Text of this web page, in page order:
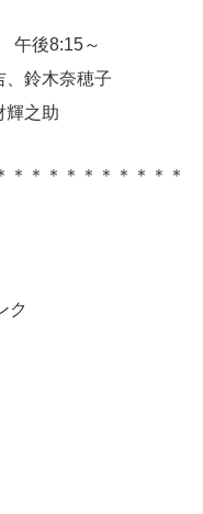
午後8:15～
、鈴木奈穂子
輝之助
＊＊＊＊＊＊＊＊＊＊
ク